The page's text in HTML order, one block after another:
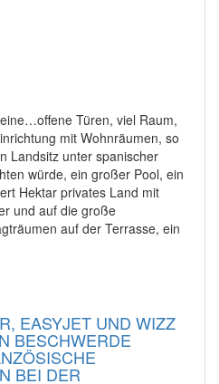
Türen, viel Raum,
mit Wohnräumen, so
Landsitz unter spanischer
würde, ein großer Pool, ein
Hektar privates Land mit
und auf die große
auf der Terrasse, ein
EASYJET UND WIZZ
BESCHWERDE
BEI DER